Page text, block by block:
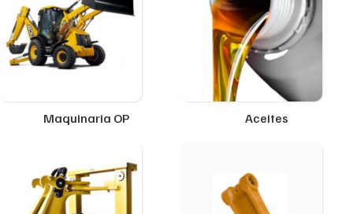
Maquinaria OP Aceites